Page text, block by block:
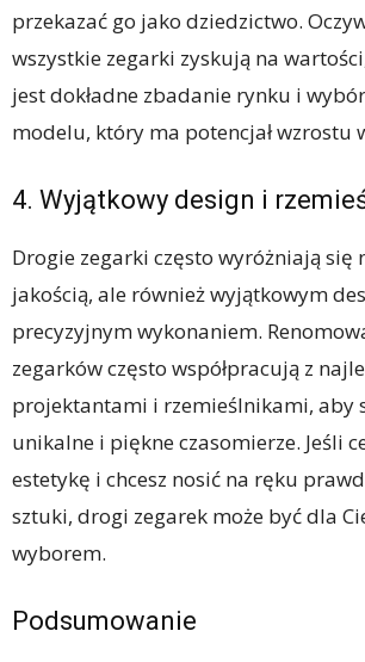
przekazać go jako dziedzictwo.
wszystkie zegarki zyskują na
jest dokładne zbadanie rynku i
modelu, który ma potencjał wzrostu
4. Wyjątkowy design i
Drogie zegarki często wyróżniają się
jakością, ale również wyjątkowym
precyzyjnym wykonaniem.
zegarków często współpracują z
projektantami i rzemieślnikami, aby
unikalne i piękne czasomierze. Jeśli
estetykę i chcesz nosić na ręku
sztuki, drogi zegarek może być dla
wyborem.
Podsumowanie